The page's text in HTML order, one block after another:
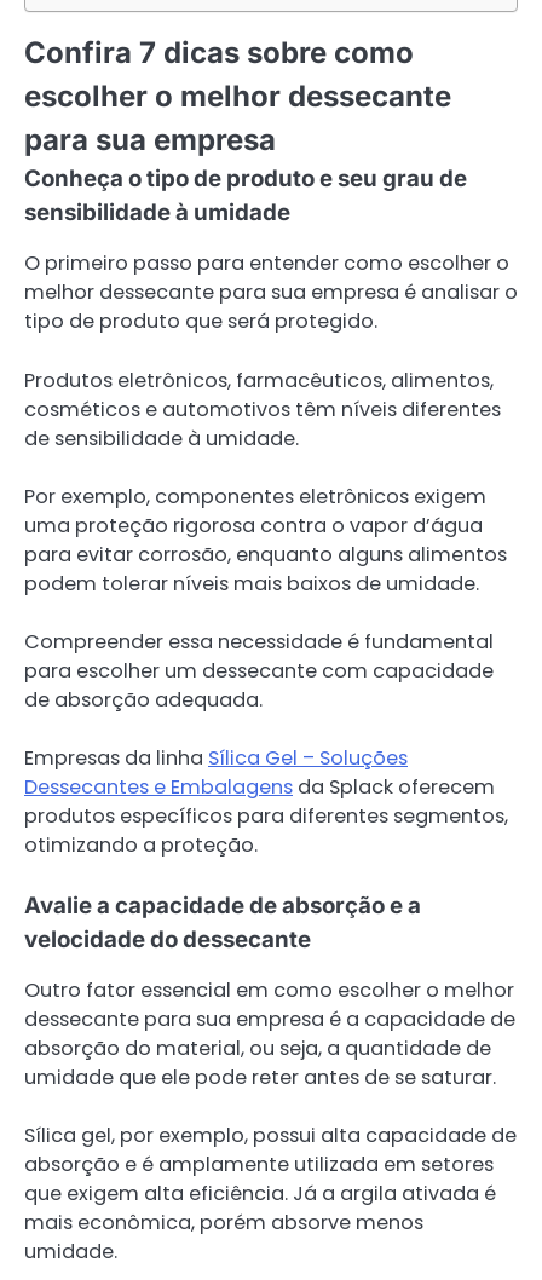
Confira 7 dicas sobre como
escolher o melhor dessecante
para sua empresa
Conheça o tipo de produto e seu grau de
sensibilidade à umidade
O primeiro passo para entender como escolher o
melhor dessecante para sua empresa é analisar o
tipo de produto que será protegido.
Produtos eletrônicos, farmacêuticos, alimentos,
cosméticos e automotivos têm níveis diferentes
de sensibilidade à umidade.
Por exemplo, componentes eletrônicos exigem
uma proteção rigorosa contra o vapor d’água
para evitar corrosão, enquanto alguns alimentos
podem tolerar níveis mais baixos de umidade.
Compreender essa necessidade é fundamental
para escolher um dessecante com capacidade
de absorção adequada.
Empresas da linha Sílica Gel – Soluções
Dessecantes e Embalagens da Splack oferecem
produtos específicos para diferentes segmentos,
otimizando a proteção.
Avalie a capacidade de absorção e a
velocidade do dessecante
Outro fator essencial em como escolher o melhor
dessecante para sua empresa é a capacidade de
absorção do material, ou seja, a quantidade de
umidade que ele pode reter antes de se saturar.
Sílica gel, por exemplo, possui alta capacidade de
absorção e é amplamente utilizada em setores
que exigem alta eficiência. Já a argila ativada é
mais econômica, porém absorve menos
umidade.